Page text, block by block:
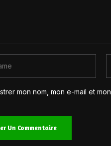
mon nom, mon e-mail et